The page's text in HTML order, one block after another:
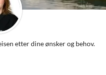
etter dine ønsker og behov.